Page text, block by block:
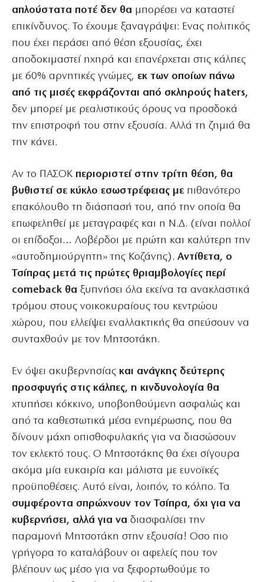
απλούστατα ποτέ δεν θα μπορέσει να καταστεί
επικίνδυνος. Το έχουμε ξαναγράψει: Ενας πολιτικός
που έχει περάσει από θέση εξουσίας, έχει
αποδοκιμαστεί ηχηρά και επανέρχεται στις κάλπες
με 60% αρνητικές γνώμες, εκ των οποίων πάνω
από τις μισές εκφράζονται από σκληρούς haters,
δεν μπορεί με ρεαλιστικούς όρους να προσδοκά
την επιστροφή του στην εξουσία. Αλλά τη ζημιά θα
την κάνει.
Αν το ΠΑΣΟΚ περιοριστεί στην τρίτη θέση, θα
βυθιστεί σε κύκλο εσωστρέφειας με πιθανότερο
επακόλουθο τη διάσπασή του, από την οποία θα
επωφεληθεί με μεταγραφές και η Ν.Δ. (είναι πολλοί
οι επίδοξοι… Λοβέρδοι με πρώτη και καλύτερη την
«αυτοδημιούργητη» της Κοζάνης). Αντίθετα, ο
Τσίπρας μετά τις πρώτες θριαμβολογίες περί
comeback θα ξυπνήσει όλα εκείνα τα ανακλαστικά
τρόμου στους νοικοκυραίους του κεντρώου
χώρου, που ελλείψει εναλλακτικής θα σπεύσουν να
συνταχθούν με τον Μητσοτάκη.
Εν όψει ακυβερνησίας και ανάγκης δεύτερης
προσφυγής στις κάλπες, η κινδυνολογία θα
χτυπήσει κόκκινο, υποβοηθούμενη ασφαλώς και
από τα καθεστωτικά μέσα ενημέρωσης, που θα
δίνουν μάχη οπισθοφυλακής για να διασώσουν
τον εκλεκτό τους. Ο Μητσοτάκης θα έχει σίγουρα
ακόμα μία ευκαιρία και μάλιστα με ευνοϊκές
προϋποθέσεις. Αυτό είναι, λοιπόν, το κόλπο. Τα
συμφέροντα σπρώχνουν τον Τσίπρα, όχι για να
κυβερνήσει, αλλά για να διασφαλίσει την
παραμονή Μητσοτάκη στην εξουσία! Οσο πιο
γρήγορα το καταλάβουν οι αφελείς που τον
βλέπουν ως μέσο για να ξεφορτωθούμε το